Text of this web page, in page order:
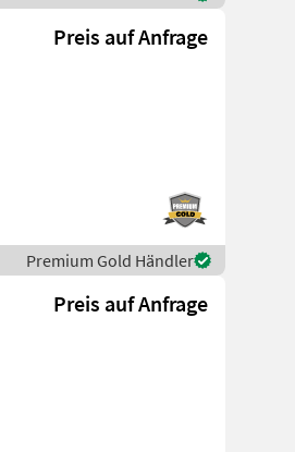
Preis auf Anfrage
Premium Gold Händler
Preis auf Anfrage